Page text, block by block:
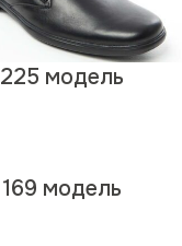
225 модель
169 модель